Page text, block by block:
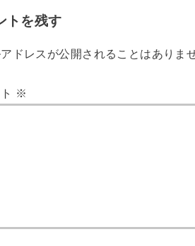
トを残す
アドレスが公開されることはありま
※